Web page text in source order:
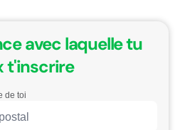
avec laquelle tu
t'inscrire
de toi